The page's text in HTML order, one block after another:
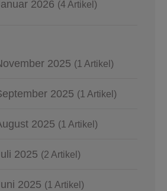
2026 (4 Artikel)
2025 (1 Artikel)
2025 (1 Artikel)
2025 (1 Artikel)
2025 (2 Artikel)
2025 (1 Artikel)